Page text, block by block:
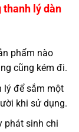
thanh lý dàn
phẩm nào
cũng kém đi.
lý để sắm một
khi sử dụng.
phát sinh chi